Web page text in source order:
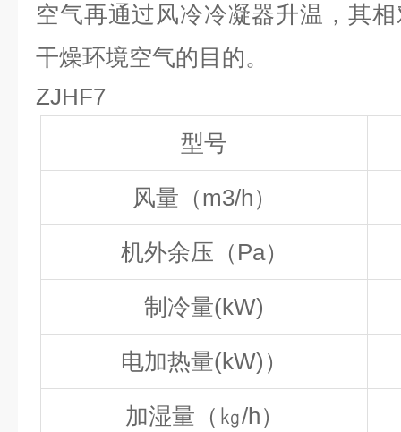
空气再通过风冷冷凝器升温，其
干燥环境空气的目的。
ZJHF7
型号
风量（m3/h）
机外余压（Pa）
制冷量(kW)
电加热量(kW) ）
加湿量（㎏/h）